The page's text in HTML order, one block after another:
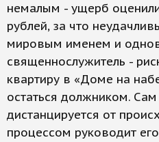
немалым - ущерб
рублей, за что
мировым именем и
священнослужитель -
квартиру в «Доме на
остаться должником.
дистанцируется от
процессом руководит